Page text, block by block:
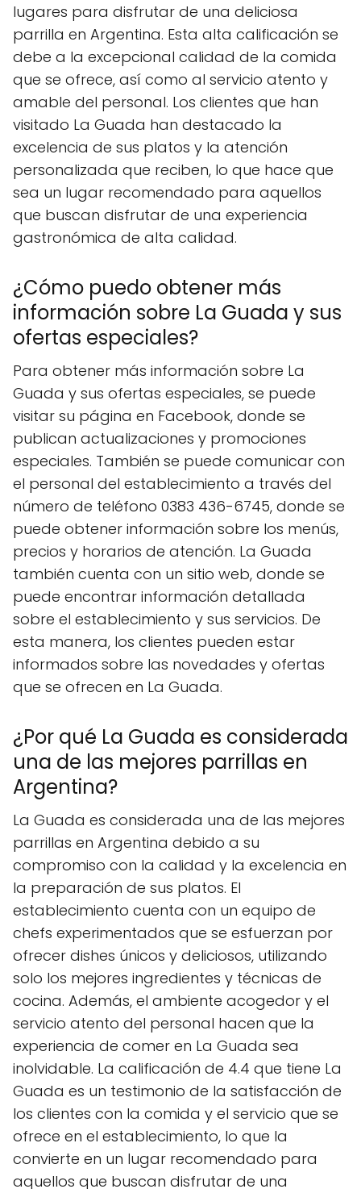
lugares para disfrutar de una deliciosa
parrilla en Argentina. Esta alta calificación se
debe a la excepcional calidad de la comida
que se ofrece, así como al servicio atento y
amable del personal. Los clientes que han
visitado La Guada han destacado la
excelencia de sus platos y la atención
personalizada que reciben, lo que hace que
sea un lugar recomendado para aquellos
que buscan disfrutar de una experiencia
gastronómica de alta calidad.
¿Cómo puedo obtener más
información sobre La Guada y sus
ofertas especiales?
Para obtener más información sobre La
Guada y sus ofertas especiales, se puede
visitar su página en Facebook, donde se
publican actualizaciones y promociones
especiales. También se puede comunicar con
el personal del establecimiento a través del
número de teléfono 0383 436-6745, donde se
puede obtener información sobre los menús,
precios y horarios de atención. La Guada
también cuenta con un sitio web, donde se
puede encontrar información detallada
sobre el establecimiento y sus servicios. De
esta manera, los clientes pueden estar
informados sobre las novedades y ofertas
que se ofrecen en La Guada.
¿Por qué La Guada es considerada
una de las mejores parrillas en
Argentina?
La Guada es considerada una de las mejores
parrillas en Argentina debido a su
compromiso con la calidad y la excelencia en
la preparación de sus platos. El
establecimiento cuenta con un equipo de
chefs experimentados que se esfuerzan por
ofrecer dishes únicos y deliciosos, utilizando
solo los mejores ingredientes y técnicas de
cocina. Además, el ambiente acogedor y el
servicio atento del personal hacen que la
experiencia de comer en La Guada sea
inolvidable. La calificación de 4.4 que tiene La
Guada es un testimonio de la satisfacción de
los clientes con la comida y el servicio que se
ofrece en el establecimiento, lo que la
convierte en un lugar recomendado para
aquellos que buscan disfrutar de una